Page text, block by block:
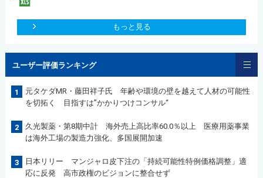
もっと見る
ユーザー評価ランキング
1
元タケダMR・藤田祥子氏 年齢や環境の壁を越えて人材の可能性
を切拓く 目指すは”かかりつけコンサル“
2
久光製薬・第8期中計 海外売上高比率60.0％以上 医療用薬事業
は海外工場の製造力強化、多国展開加速
3
日本リリー マンジャロ皮下注の「持続可能性特例価格調整」適
応に反発 高市政権のビジョンに整合せず